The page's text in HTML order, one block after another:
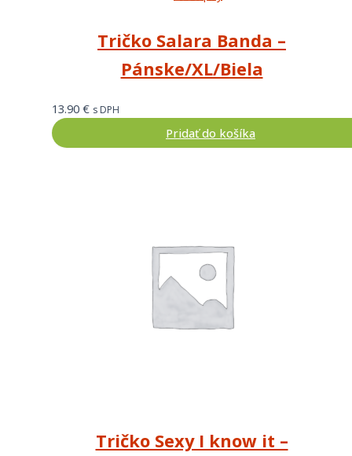
Tričko Salara Banda –
Pánske/XL/Biela
13.90 € s DPH
Pridať do košíka
Tričko Sexy I know it –